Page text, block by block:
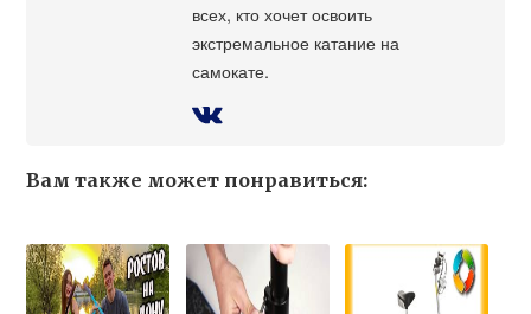
всех, кто хочет освоить
экстремальное катание на
самокате.
Вам также может понравиться: